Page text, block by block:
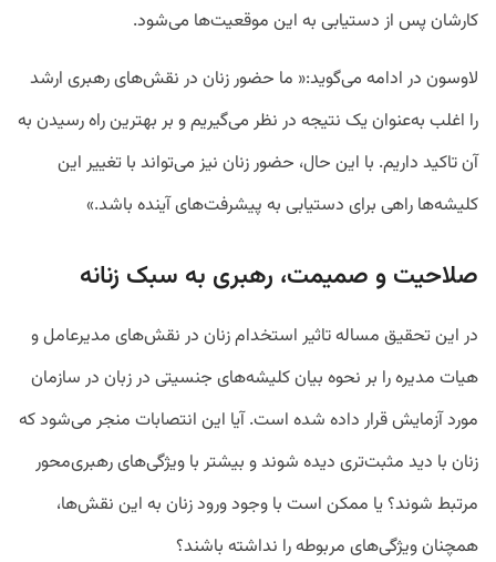
کارشان پس از دستیابی به این موقعیت‌ها می‌شود.
لاوسون در ادامه می‌گوید:« ما حضور زنان در نقش‌های رهبری ارشد
را اغلب به‌عنوان یک نتیجه در نظر می‌گیریم و بر بهترین راه رسیدن به
آن تاکید داریم. با این حال، حضور زنان نیز می‌تواند با تغییر این
کلیشه‌ها راهی برای دستیابی به پیشرفت‌های آینده باشد.»
صلاحیت و صمیمت، رهبری به سبک زنانه
در این تحقیق مساله تاثیر استخدام زنان در نقش‌های مدیرعامل و
هیات مدیره را بر نحوه بیان کلیشه‌های جنسیتی در زبان در سازمان
مورد آزمایش قرار داده شده است. آیا این انتصابات منجر می‌شود که
زنان با دید مثبت‌تری دیده شوند و بیشتر با ویژگی‌های رهبری‌محور
مرتبط شوند؟ یا ممکن است با وجود ورود زنان به این نقش‌ها،
همچنان ویژگی‌های مربوطه را نداشته باشند؟